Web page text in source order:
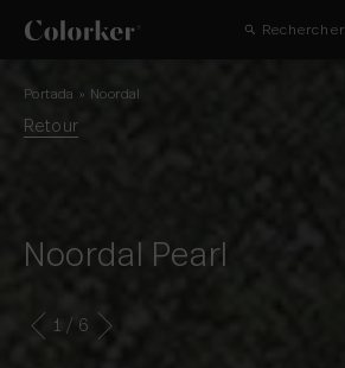
Rechercher
Portada » Noordal
Retour
Noordal Pearl
1 / 6